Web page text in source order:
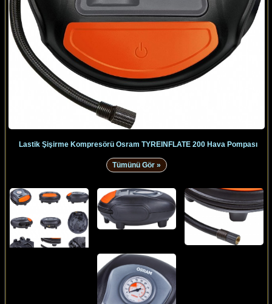
Lastik Şişirme Kompresörü Osram TYREINFLATE 200 Hava Pompası
Tümünü Gör »